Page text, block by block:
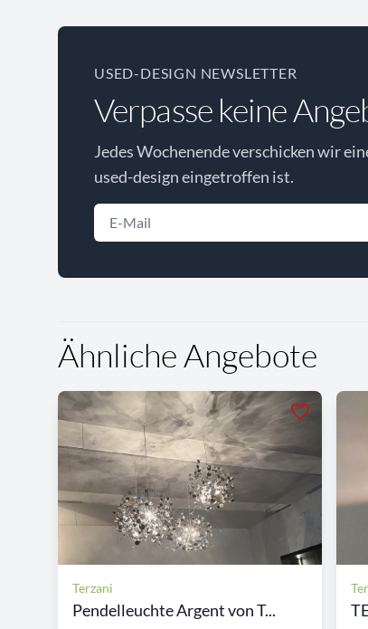
USED-DESIGN NEWSLETTER
Verpasse keine
Jedes Wochenende verschicken wir
used-design eingetroffen ist.
Ähnliche Angebote
Terzani
Pendelleuchte Argent von T...